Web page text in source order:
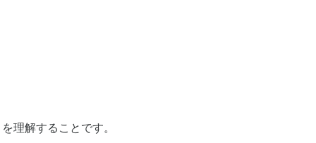
理解することです。